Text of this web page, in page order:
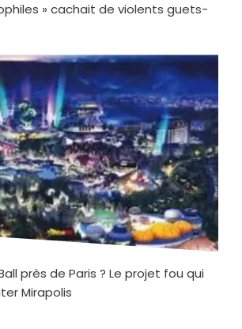
» cachait de violents guets-
près de Paris ? Le projet fou qui
Mirapolis